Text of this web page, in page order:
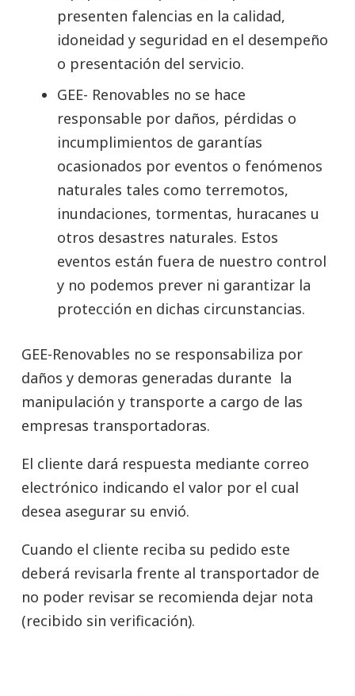
presenten falencias en la calidad,
idoneidad y seguridad en el desempeño
o presentación del servicio.
GEE- Renovables no se hace
responsable por daños, pérdidas o
incumplimientos de garantías
ocasionados por eventos o fenómenos
naturales tales como terremotos,
inundaciones, tormentas, huracanes u
otros desastres naturales. Estos
eventos están fuera de nuestro control
y no podemos prever ni garantizar la
protección en dichas circunstancias.
GEE-Renovables no se responsabiliza por
daños y demoras generadas durante la
manipulación y transporte a cargo de las
empresas transportadoras.
El cliente dará respuesta mediante correo
electrónico indicando el valor por el cual
desea asegurar su envió.
Cuando el cliente reciba su pedido este
deberá revisarla frente al transportador de
no poder revisar se recomienda dejar nota
(recibido sin verificación).